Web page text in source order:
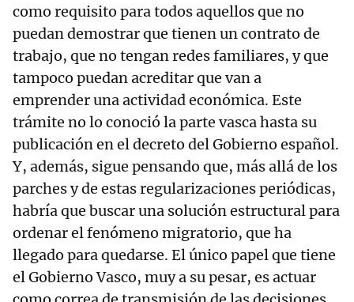
como requisito para todos aquellos que no
puedan demostrar que tienen un contrato de
trabajo, que no tengan redes familiares, y que
tampoco puedan acreditar que van a
emprender una actividad económica. Este
trámite no lo conoció la parte vasca hasta su
publicación en el decreto del Gobierno español.
Y, además, sigue pensando que, más allá de los
parches y de estas regularizaciones periódicas,
habría que buscar una solución estructural para
ordenar el fenómeno migratorio, que ha
llegado para quedarse. El único papel que tiene
el Gobierno Vasco, muy a su pesar, es actuar